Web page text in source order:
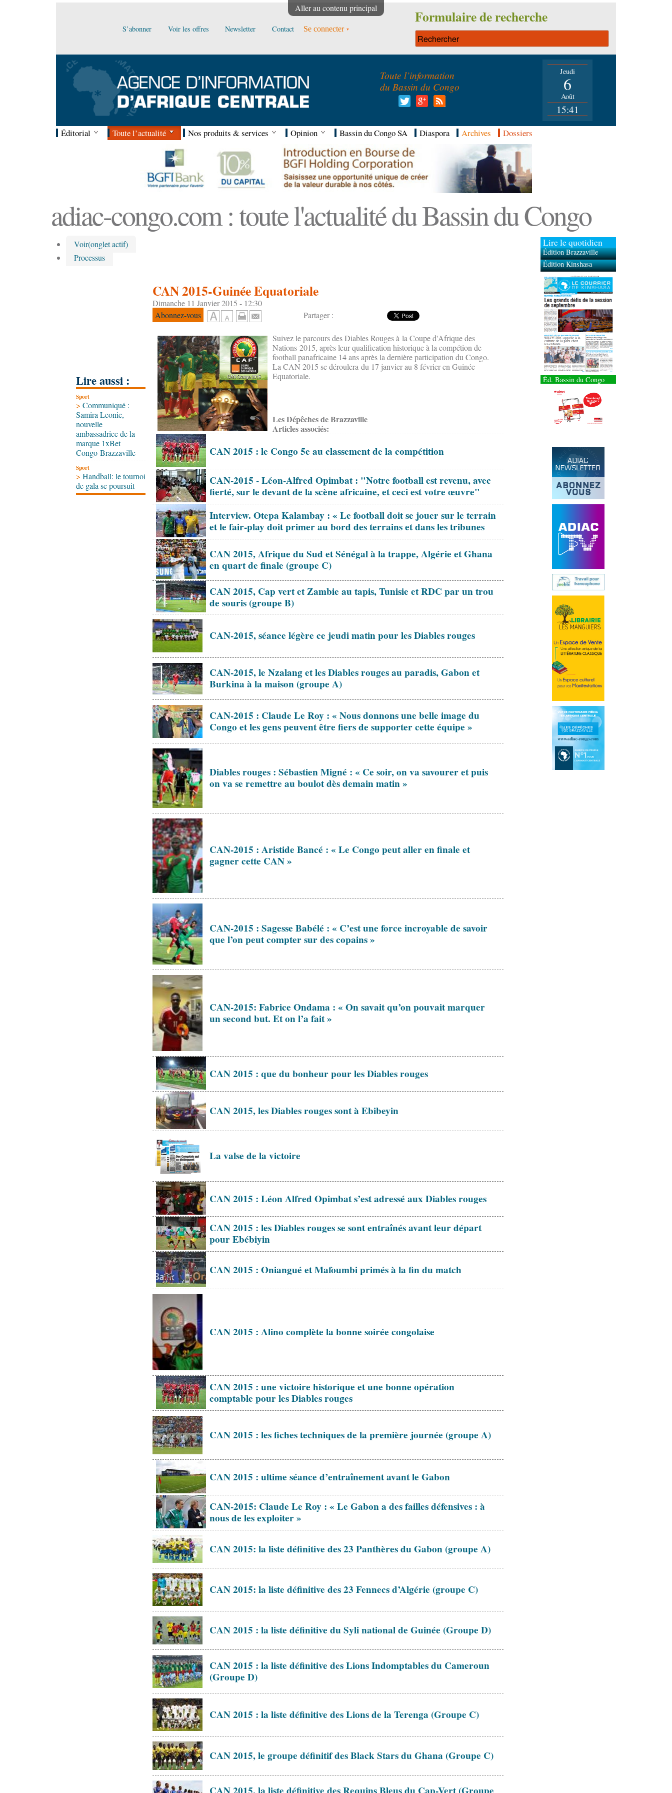
Aller au contenu principal
S’abonner Voir les offres Newsletter Contact Se connecter
Formulaire de recherche
Toute l’information
du Bassin du Congo
Jeudi
6
Août
15:41
Éditorial Toute l’actualité Nos produits & services Opinion Bassin du Congo SA Diaspora Archives Dossiers
adiac-congo.com : toute l'actualité du Bassin du Congo
Voir(onglet actif)
Processus
Lire aussi :
Sport
> Communiqué :
Samira Leonie,
nouvelle
ambassadrice de la
marque 1xBet
Congo-Brazzaville
Sport
> Handball: le tournoi
de gala se poursuit
CAN 2015-Guinée Equatoriale
Dimanche 11 Janvier 2015 - 12:30
Abonnez-vous
Partager :
Suivez le parcours des Diables Rouges à la Coupe d'Afrique des
Nations 2015, après leur qualification historique à la compétion de
football panafricaine 14 ans après la dernière participation du Congo.
La CAN 2015 se déroulera du 17 janvier au 8 février en Guinée
Equatoriale.
Les Dépêches de Brazzaville
Articles associés:
CAN 2015 : le Congo 5e au classement de la compétition
CAN-2015 - Léon-Alfred Opimbat : "Notre football est revenu, avec
fierté, sur le devant de la scène africaine, et ceci est votre œuvre"
Interview. Otepa Kalambay : « Le football doit se jouer sur le terrain
et le fair-play doit primer au bord des terrains et dans les tribunes
CAN 2015, Afrique du Sud et Sénégal à la trappe, Algérie et Ghana
en quart de finale (groupe C)
CAN 2015, Cap vert et Zambie au tapis, Tunisie et RDC par un trou
de souris (groupe B)
CAN-2015, séance légère ce jeudi matin pour les Diables rouges
CAN-2015, le Nzalang et les Diables rouges au paradis, Gabon et
Burkina à la maison (groupe A)
CAN-2015 : Claude Le Roy : « Nous donnons une belle image du
Congo et les gens peuvent être fiers de supporter cette équipe »
Diables rouges : Sébastien Migné : « Ce soir, on va savourer et puis
on va se remettre au boulot dès demain matin »
CAN-2015 : Aristide Bancé : « Le Congo peut aller en finale et
gagner cette CAN »
CAN-2015 : Sagesse Babélé : « C’est une force incroyable de savoir
que l’on peut compter sur des copains »
CAN-2015: Fabrice Ondama : « On savait qu’on pouvait marquer
un second but. Et on l’a fait »
CAN 2015 : que du bonheur pour les Diables rouges
CAN 2015, les Diables rouges sont à Ebibeyin
La valse de la victoire
CAN 2015 : Léon Alfred Opimbat s’est adressé aux Diables rouges
CAN 2015 : les Diables rouges se sont entraînés avant leur départ
pour Ebébiyin
CAN 2015 : Oniangué et Mafoumbi primés à la fin du match
CAN 2015 : Alino complète la bonne soirée congolaise
CAN 2015 : une victoire historique et une bonne opération
comptable pour les Diables rouges
CAN 2015 : les fiches techniques de la première journée (groupe A)
CAN 2015 : ultime séance d’entraînement avant le Gabon
CAN-2015: Claude Le Roy : « Le Gabon a des failles défensives : à
nous de les exploiter »
CAN 2015: la liste définitive des 23 Panthères du Gabon (groupe A)
CAN 2015: la liste définitive des 23 Fennecs d’Algérie (groupe C)
CAN 2015 : la liste définitive du Syli national de Guinée (Groupe D)
CAN 2015 : la liste définitive des Lions Indomptables du Cameroun
(Groupe D)
CAN 2015 : la liste définitive des Lions de la Terenga (Groupe C)
CAN 2015, le groupe définitif des Black Stars du Ghana (Groupe C)
Lire le quotidien
Édition Brazzaville
Édition Kinshasa
Éd. Bassin du Congo